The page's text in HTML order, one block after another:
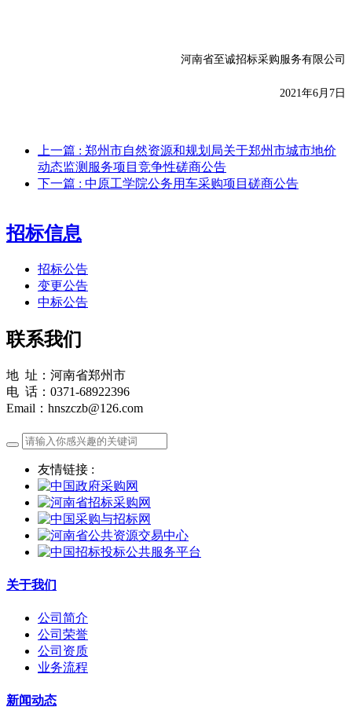
河南省至诚招标采购服务有限公司
2021年6月 7 日
上一篇 : 郑州市自然资源和规划局关于郑州市城市地价
动态监测服务项目竞争性磋商公告
下一篇 : 中原工学院公务用车采购项目磋商公告
招标信息
招标公告
变更公告
中标公告
联系我们
地 址：河南省郑州市
电 话：0371-68922396
Email：hnszczb@126.com
友情链接 :
关于我们
公司简介
公司荣誉
公司资质
业务流程
新闻动态